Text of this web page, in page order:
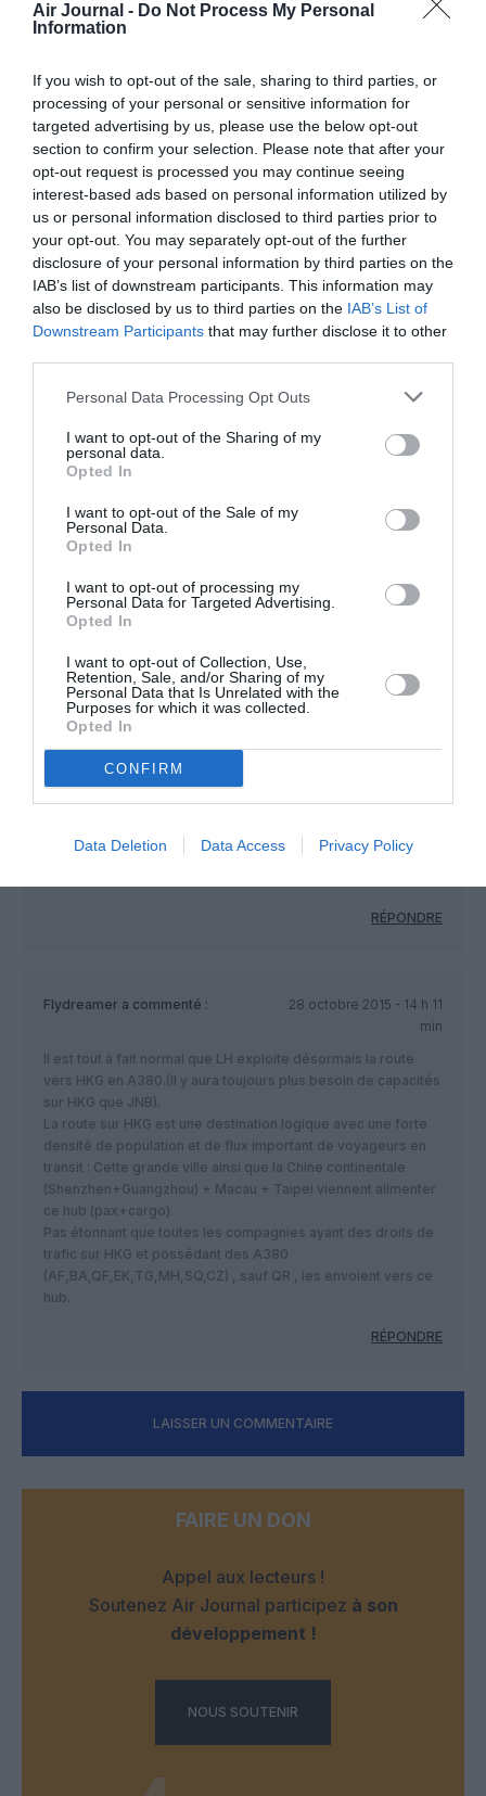
Air Journal - Do Not Process My Personal
Information
If you wish to opt-out of the sale, sharing to third parties, or
processing of your personal or sensitive information for
targeted advertising by us, please use the below opt-out
section to confirm your selection. Please note that after your
opt-out request is processed you may continue seeing
interest-based ads based on personal information utilized by
us or personal information disclosed to third parties prior to
your opt-out. You may separately opt-out of the further
disclosure of your personal information by third parties on the
IAB’s list of downstream participants. This information may
also be disclosed by us to third parties on the IAB’s List of
Downstream Participants that may further disclose it to other
Personal Data Processing Opt Outs
I want to opt-out of the Sharing of my
personal data.
Opted In
I want to opt-out of the Sale of my
Personal Data.
Opted In
I want to opt-out of processing my
Personal Data for Targeted Advertising.
Opted In
I want to opt-out of Collection, Use,
Retention, Sale, and/or Sharing of my
Personal Data that Is Unrelated with the
Purposes for which it was collected.
Opted In
CONFIRM
Data Deletion Data Access Privacy Policy
First et Business dans l’A380 et le 747-8 de LH : ca
RÉPONDRE
Changhaï, pas Shanghai !a
commenté :
28 octobre 2015 - 12 h 53
C’est Johannesbourg pas Johannesburg ! Faites attention la
prochaine fois M. Duclos !
RÉPONDRE
richieRSAa commenté :
28 octobre 2015 - 13 h
Desole mais Mr Duclos a raison, la bonne
orthographe pour la ville est Johannesburg !!!
Map site anglophone et vous aurez la réponse
777OLIVIERa commenté :
28 octobre 2015 - 13 h 55
min
@Ben
Quand vous avez rempli la first la biz et la premium vous
rentabilisez largement votre vol il ne faut pas oublier que les
passagers eco sont juste la pour payer le carburant. Ce qui
De ce point de vue l’A830 est plus a voir comme un bus a
passager plutôt que comme une machine rentable et
RÉPONDRE
Flydreamer a commenté :
28 octobre 2015 - 14 h 11
min
Il est tout à fait normal que LH exploite désormais la route
vers HKG en A380.(Il y aura toujours plus besoin de capacités
sur HKG que JNB).
La route sur HKG est une destination logique avec une forte
densité de population et de flux important de voyageurs en
transit : Cette grande ville ainsi que la Chine continentale
(Shenzhen+Guangzhou) + Macau + Taipei viennent alimenter
ce hub (pax+cargo).
Pas étonnant que toutes les compagnies ayant des droits de
trafic sur HKG et possédant des A380
(AF,BA,QF,EK,TG,MH,SQ,CZ) , sauf QR , les envoient vers ce
hub.
RÉPONDRE
LAISSER UN COMMENTAIRE
FAIRE UN DON
Appel aux lecteurs !
Soutenez Air Journal participez à son
développement !
NOUS SOUTENIR